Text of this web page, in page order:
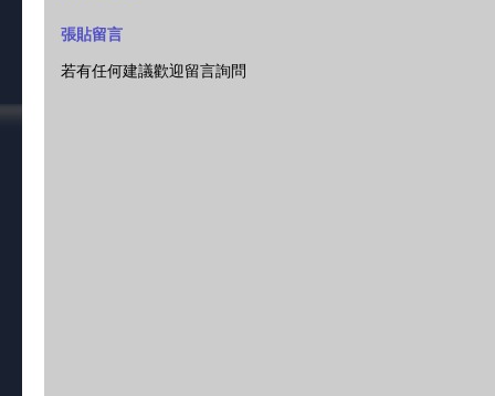
張貼留言
若有任何建議歡迎留言詢問